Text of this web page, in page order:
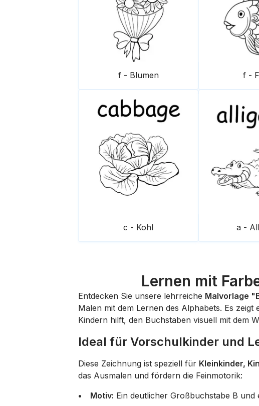
f - Blumen f -
c - Kohl a -
Lernen mit
Entdecken Sie unsere lehrreiche Malvorlage
Malen mit dem Lernen des Alphabets. Es
Kindern hilft, den Buchstaben visuell mit dem
Ideal für Vorschulkinder und
Diese Zeichnung ist speziell für Kleinkinder,
das Ausmalen und fördern die Feinmotorik:
Motiv: Ein deutlicher Großbuchstabe B und